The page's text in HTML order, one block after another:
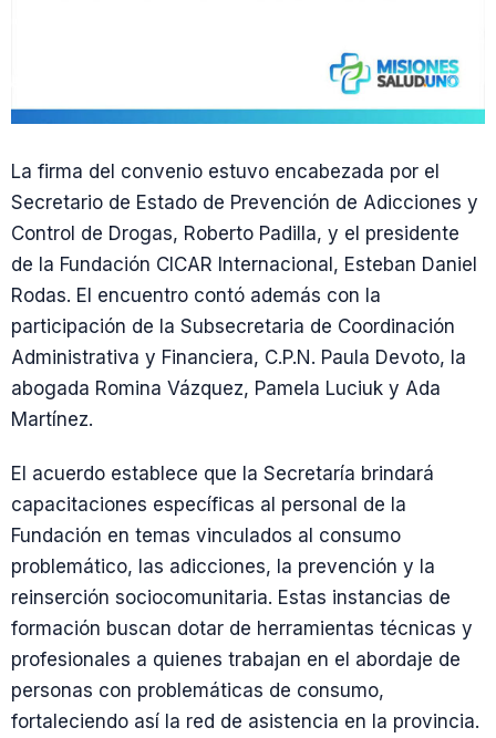
La firma del convenio estuvo encabezada por el
Secretario de Estado de Prevención de Adicciones y
Control de Drogas, Roberto Padilla, y el presidente
de la Fundación CICAR Internacional, Esteban Daniel
Rodas. El encuentro contó además con la
participación de la Subsecretaria de Coordinación
Administrativa y Financiera, C.P.N. Paula Devoto, la
abogada Romina Vázquez, Pamela Luciuk y Ada
Martínez.
El acuerdo establece que la Secretaría brindará
capacitaciones específicas al personal de la
Fundación en temas vinculados al consumo
problemático, las adicciones, la prevención y la
reinserción sociocomunitaria. Estas instancias de
formación buscan dotar de herramientas técnicas y
profesionales a quienes trabajan en el abordaje de
personas con problemáticas de consumo,
fortaleciendo así la red de asistencia en la provincia.